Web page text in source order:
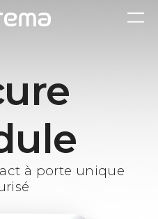
à porte unique